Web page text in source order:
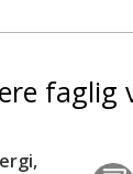
faglig